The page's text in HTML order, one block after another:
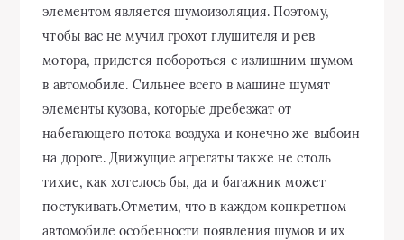
элементом является шумоизоляция. Поэтому,
чтобы вас не мучил грохот глушителя и рев
мотора, придется побороться с излишним шумом
в автомобиле. Сильнее всего в машине шумят
элементы кузова, которые дребезжат от
набегающего потока воздуха и конечно же выбоин
на дороге. Движущие агрегаты также не столь
тихие, как хотелось бы, да и багажник может
постукивать.Отметим, что в каждом конкретном
автомобиле особенности появления шумов и их